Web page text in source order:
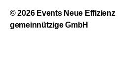
© 2026 Events Neue Effizienz
gemeinnützige GmbH